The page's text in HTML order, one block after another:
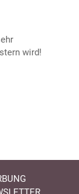
wird!